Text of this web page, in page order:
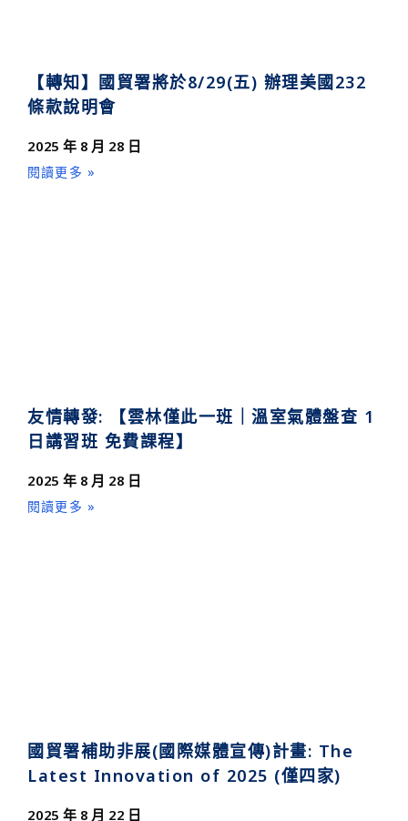
【轉知】國貿署將於8/29(五) 辦理美國232
條款說明會
2025 年 8 月 28 日
閱讀更多 »
友情轉發: 【雲林僅此一班｜溫室氣體盤查 1
日講習班 免費課程】
2025 年 8 月 28 日
閱讀更多 »
國貿署補助非展(國際媒體宣傳)計畫: The
Latest Innovation of 2025 (僅四家)
2025 年 8 月 22 日